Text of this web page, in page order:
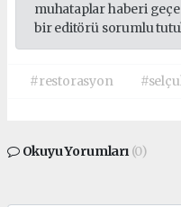
muhataplar haberi
bir editörü sorumlu
#restorasyon
Okuyu Yorumları (0)